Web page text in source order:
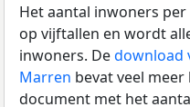
Het aantal inwoners
op vijftallen en wordt
inwoners. Dedownload
Marren bevat veel
document met het